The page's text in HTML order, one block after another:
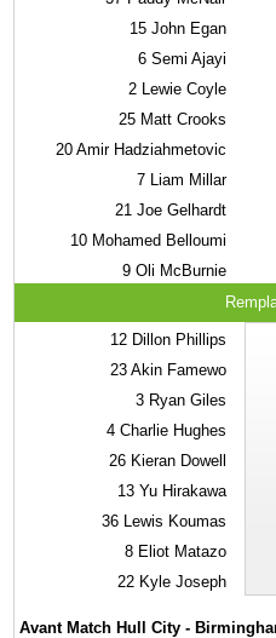
15 John Egan
6 Semi Ajayi
2 Lewie Coyle
25 Matt Crooks
20 Amir Hadziahmetovic
7 Liam Millar
21 Joe Gelhardt
10 Mohamed Belloumi
9 Oli McBurnie
12 Dillon Phillips
23 Akin Famewo
3 Ryan Giles
4 Charlie Hughes
26 Kieran Dowell
13 Yu Hirakawa
36 Lewis Koumas
8 Eliot Matazo
22 Kyle Joseph
Avant Match Hull City -